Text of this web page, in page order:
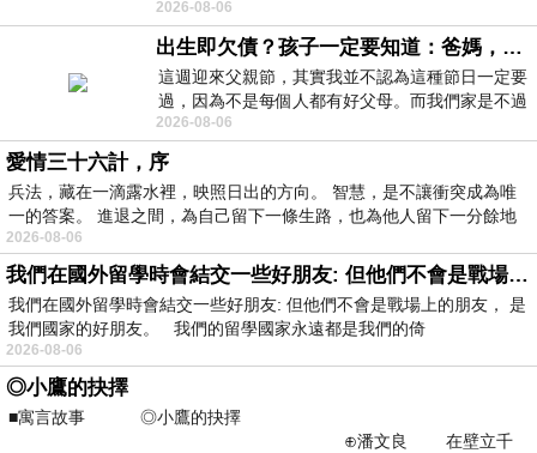
經在我的版留言…「好讚的圖^^感覺大家
2026-08-06
出生即欠債？孩子一定要知道：爸媽，其實我不欠你們
這週迎來父親節，其實我並不認為這種節日一定要
過，因為不是每個人都有好父母。而我們家是不過
節的，平時也沒什麼儀式感，生活趨近冷
2026-08-06
愛情三十六計，序
兵法，藏在一滴露水裡，映照日出的方向。 智慧，是不讓衝突成為唯
一的答案。 進退之間，為自己留下一條生路，也為他人留下一分餘地
2026-08-06
我們在國外留學時會結交一些好朋友: 但他們不會是戰場上的朋友
我們在國外留學時會結交一些好朋友: 但他們不會是戰場上的朋友， 是
我們國家的好朋友。 我們的留學國家永遠都是我們的倚
2026-08-06
◎小鷹的抉擇
■寓言故事 ◎小鷹的抉擇
⊕潘文良 在壁立千